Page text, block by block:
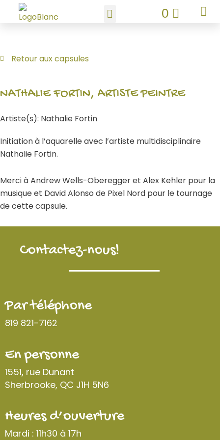
0
Retour aux capsules
NATHALIE FORTIN, ARTISTE PEINTRE
Artiste(s): Nathalie Fortin
Initiation à l’aquarelle avec l’artiste multidisciplinaire
Nathalie Fortin.
Merci à Andrew Wells-Oberegger et Alex Kehler pour la
musique et David Alonso de Pixel Nord pour le tournage
de cette capsule.
Contactez-nous!
Par téléphone
819 821-7162
En personne
1551, rue Dunant
Sherbrooke, QC J1H 5N6
Heures d’ouverture
Mardi : 11h30 à 17h